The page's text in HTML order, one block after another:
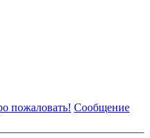
пожаловать! Сообщение